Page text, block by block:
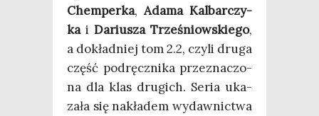
Chem­per­ka,Ada­ma Kal­bar­czy­
kai Dariu­sza Trze­śniow­skie­go,
a dokład­niej tom 2.2, czy­li dru­ga
część pod­ręcz­ni­ka prze­zna­czo­
na dla klas dru­gich. Seria uka­
za­ła się nakła­dem wydaw­nic­twa